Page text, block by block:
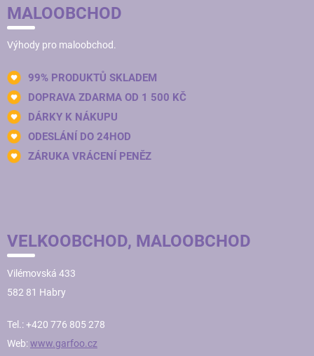
MALOOBCHOD
Výhody pro maloobchod.
99% PRODUKTŮ SKLADEM
DOPRAVA ZDARMA OD 1 500 KČ
DÁRKY K NÁKUPU
ODESLÁNÍ DO 24HOD
ZÁRUKA VRÁCENÍ PENĚZ
VELKOOBCHOD, MALOOBCHOD
Vilémovská 433
582 81 Habry
Tel.: +420 776 805 278
Web:www.garfoo.cz